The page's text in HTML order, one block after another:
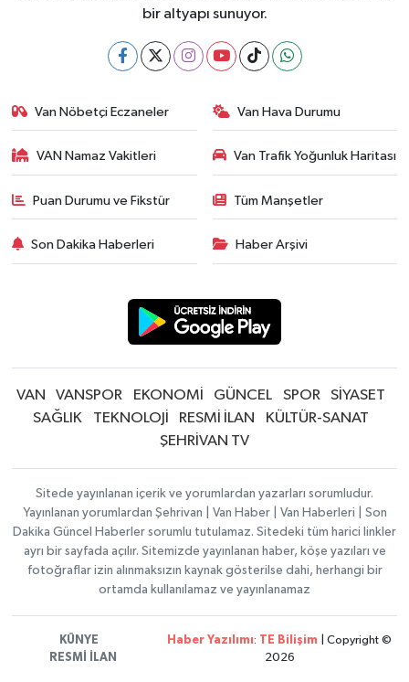
bir altyapı sunuyor.
Van Nöbetçi Eczaneler Van Hava Durumu
VAN Namaz Vakitleri Van Trafik Yoğunluk Haritası
Puan Durumu ve Fikstür Tüm Manşetler
Son Dakika Haberleri Haber Arşivi
VAN VANSPOR EKONOMİ GÜNCEL SPOR
SİYASET
SAĞLIK
TEKNOLOJİ RESMİ İLAN
KÜLTÜR-SANAT
ŞEHRİVAN TV
Sitede yayınlanan içerik ve yorumlardan yazarları sorumludur.
Yayınlanan yorumlardan Şehrivan | Van Haber | Van Haberleri | Son
Dakika Güncel Haberler sorumlu tutulamaz. Sitedeki tüm harici linkler
ayrı bir sayfada açılır. Sitemizde yayınlanan haber, köşe yazıları ve
fotoğraflar izin alınmaksızın kaynak gösterilse dahi, herhangi bir
ortamda kullanılamaz ve yayınlanamaz
KÜNYE
RESMİ İLAN
Haber Yazılımı: TE Bilişim | Copyright ©
2026